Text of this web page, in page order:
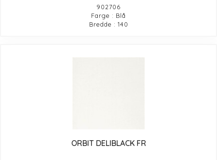
902706
Farge : Blå
Bredde : 140
ORBIT DELIBLACK FR